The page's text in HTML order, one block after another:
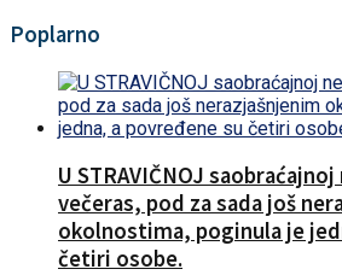
Poplarno
U STRAVIČNOJ
večeras, pod za sada još
okolnostima, poginula je
četiri osobe.